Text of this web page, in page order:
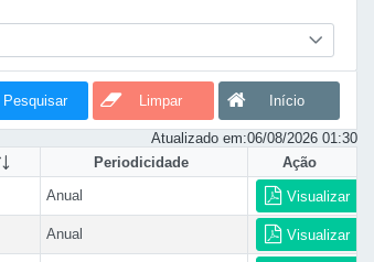
Pesquisar Limpar Início
Atualizado em:06/08/2026 01:30
Periodicidade
Ação
Anual Visualizar
Anual
Visualizar